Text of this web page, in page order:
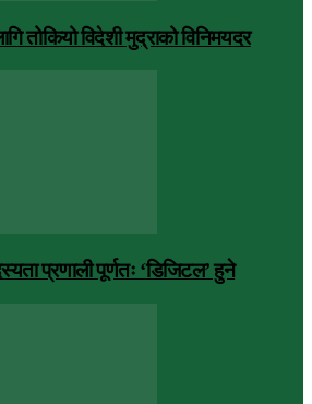
तोकियो विदेशी मुद्राको विनिमयदर
प्रणाली पूर्णतः ‘डिजिटल’ हुने